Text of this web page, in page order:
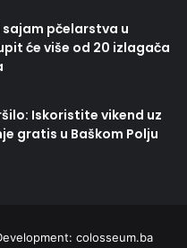
pčelarstva u
će više od 20 izlagača
Iskoristite vikend uz
gratis u Baškom Polju
colosseum.ba